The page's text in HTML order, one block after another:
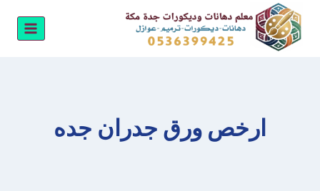
التجاوز
المحتوى
ارخص ورق جدران جده